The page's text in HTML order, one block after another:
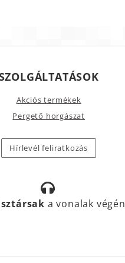
Akciós termékek
Pergető horgászat
Hírlevél feliratkozás
a vonalak végén